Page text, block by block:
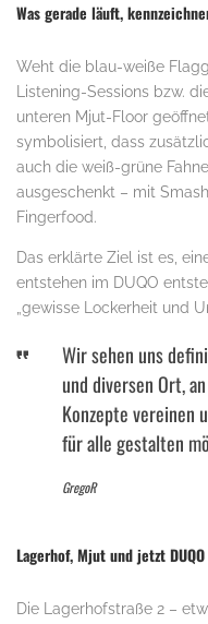
Was gerade läuft,
Weht die blau-weiße
Listening-Sessions bzw.
unteren Mjut-Floor
symbolisiert, dass
auch die weiß-grüne
ausgeschenkt – mit
Fingerfood.
Das erklärte Ziel ist es,
entstehen im DUQO
„gewisse Lockerheit und
Wir sehen uns
und diversen Ort,
Konzepte vereinen
für alle gestalten
GregoR
Lagerhof, Mjut und jetzt
Die Lagerhofstraße 2 –